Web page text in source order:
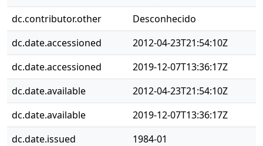
dc.contributor.other
Desconhecido
dc.date.accessioned
2012-04-23T21:54:10Z
dc.date.accessioned
2019-12-07T13:36:17Z
dc.date.available
2012-04-23T21:54:10Z
dc.date.available
2019-12-07T13:36:17Z
dc.date.issued
1984-01